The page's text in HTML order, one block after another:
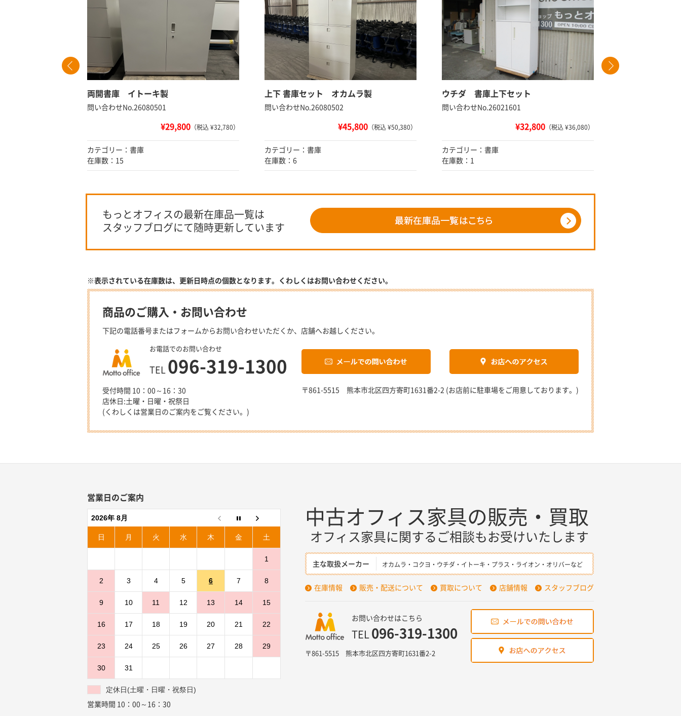
両開書庫 イトーキ製
問い合わせNo.26080501
¥29,800 （税込 ¥32,780）
カテゴリー：書庫
在庫数：15
上下 書庫セット オカムラ製
問い合わせNo.26080502
¥45,800 （税込 ¥50,380）
カテゴリー：書庫
在庫数：6
ウチダ 書庫上下セット
問い合わせNo.26021601
¥32,800 （税込 ¥36,080）
カテゴリー：書庫
在庫数：1
もっとオフィスの最新在庫品一覧は
スタッフブログにて随時更新しています
※表示されている在庫数は、更新日時点の個数となります。くわしくはお問い合わせください。
商品のご購入・お問い合わせ
下記の電話番号またはフォームからお問い合わせいただくか、店舗へお越しください。
お電話でのお問い合わせ
TEL 096-319-1300
受付時間 10：00～16：30
店休日:土曜・日曜・祝祭日
(くわしくは営業日のご案内をご覧ください。)
〒861-5515 熊本市北区四方寄町1631番2-2 (お店前に駐車場をご用意しております。)
営業日のご案内
2026年 8月
日 月 火 水 木 金 土
1
2 3 4 5 6 7 8
9 10 11 12 13 14 15
16 17 18 19 20 21 22
23 24 25 26 27 28 29
30 31
定休日(土曜・日曜・祝祭日)
営業時間 10：00～16：30
中古オフィス家具の販売・買取
オフィス家具に関するご相談もお受けいたします
主な取扱メーカー オカムラ・コクヨ・ウチダ・イトーキ・プラス・ライオン・オリバーなど
在庫情報 販売・配送について 買取について 店舗情報 スタッフブログ
お問い合わせはこちら
TEL 096-319-1300
〒861-5515 熊本市北区四方寄町1631番2-2